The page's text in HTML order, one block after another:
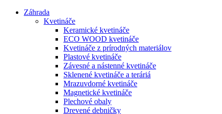
Záhrada
Kvetináče
Keramické kvetináče
ECO WOOD kvetináče
Kvetináče z prírodných materiálov
Plastové kvetináče
Závesné a nástenné kvetináče
Sklenené kvetináče a teráriá
Mrazuvdorné kvetináče
Magnetické kvetináče
Plechové obaly
Drevené debničky